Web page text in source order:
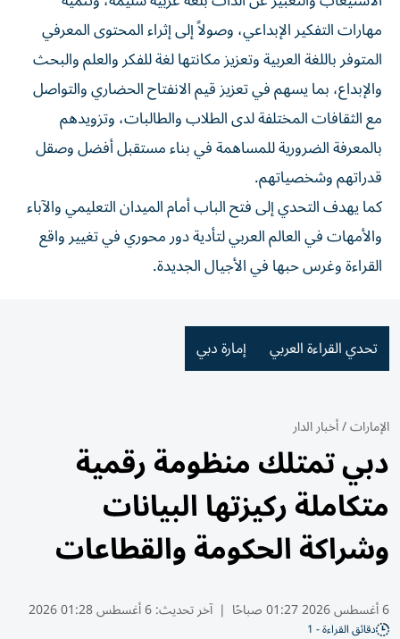
مهارات التفكير الإبداعي، وصولاً إلى إثراء المحتوى المعرفي
المتوفر باللغة العربية وتعزيز مكانتها لغة للفكر والعلم والبحث
والإبداع، بما يسهم في تعزيز قيم الانفتاح الحضاري والتواصل
مع الثقافات المختلفة لدى الطلاب والطالبات، وتزويدهم
بالمعرفة الضرورية للمساهمة في بناء مستقبل أفضل وصقل
قدراتهم وشخصياتهم.
كما يهدف التحدي إلى فتح الباب أمام الميدان التعليمي والآباء
والأمهات في العالم العربي لتأدية دور محوري في تغيير واقع
القراءة وغرس حبها في الأجيال الجديدة.
تحدي القراءة العربي إمارة دبي
الإمارات/أخبار الدار
دبي تمتلك منظومة رقمية
متكاملة ركيزتها البيانات
وشراكة الحكومة والقطاعات
6 أغسطس 2026 01:27 صباحًا | آخر تحديث:6 أغسطس 01:28 2026
دقائق القراءة - 1